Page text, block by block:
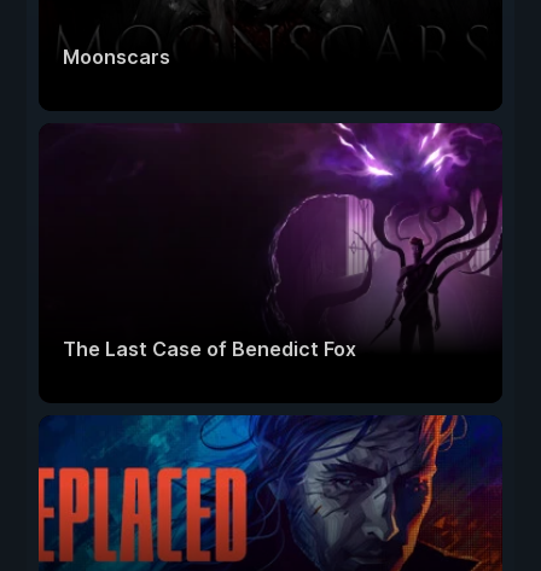
Moonscars
The Last Case of Benedict Fox